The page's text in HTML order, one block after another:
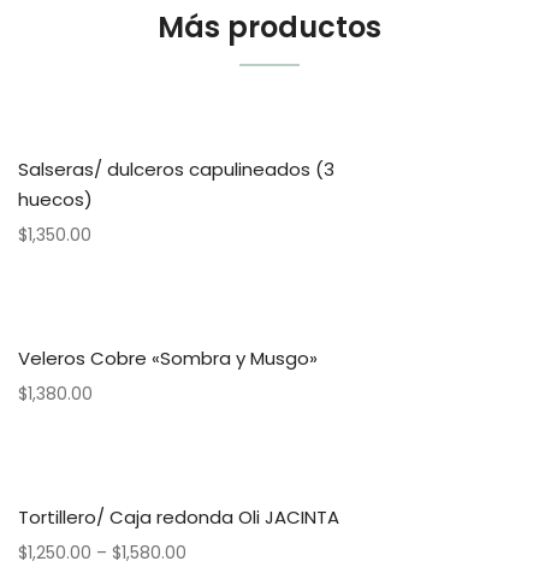
Más productos
Salseras/ dulceros capulineados (3
huecos)
$1,350.00
Veleros Cobre «Sombra y Musgo»
$1,380.00
Tortillero/ Caja redonda Oli JACINTA
$1,250.00 – $1,580.00